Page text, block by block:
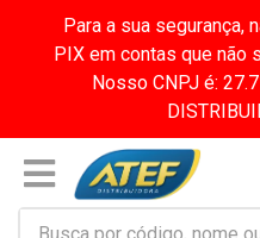
Para a sua segurança,
PIX em contas que não
Nosso CNPJ é: